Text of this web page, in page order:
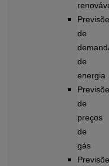
de
de
energia
de
preços
de
gás